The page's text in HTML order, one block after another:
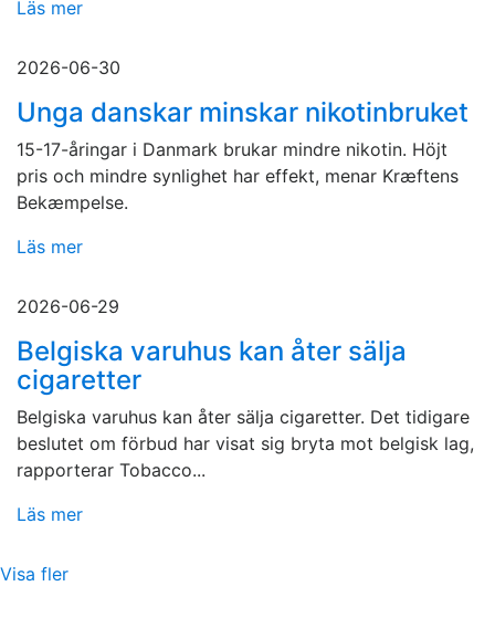
Läs mer
2026-06-30
Unga danskar minskar nikotinbruket
15-17-åringar i Danmark brukar mindre nikotin. Höjt
pris och mindre synlighet har effekt, menar Kræftens
Bekæmpelse.
Läs mer
2026-06-29
Belgiska varuhus kan åter sälja
cigaretter
Belgiska varuhus kan åter sälja cigaretter. Det tidigare
beslutet om förbud har visat sig bryta mot belgisk lag,
rapporterar Tobacco...
Läs mer
Visa fler